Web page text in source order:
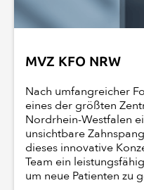
MVZ KFO NRW
Nach umfangreicher
eines der größten
Nordrhein-Westfalen
unsichtbare
dieses innovative
Team ein
um neue Patienten zu